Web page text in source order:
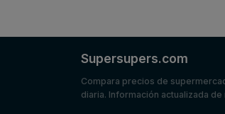
Supersupers.com
Compara precios de
diaria. Información actualizada